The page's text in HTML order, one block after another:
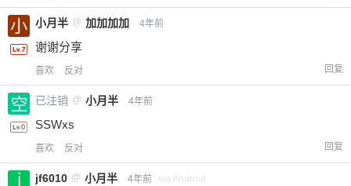
小月半 @ 加加加加 4年前
谢谢分享
喜欢 反对 回复
已注销 @ 小月半 4年前
SSWxs
喜欢 反对 回复
jf6010 @ 小月半 4年前 via Android